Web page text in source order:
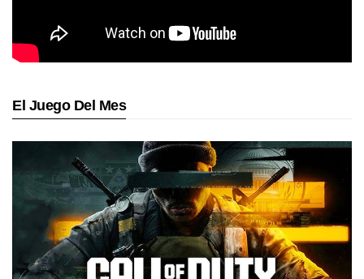
El Juego Del Mes